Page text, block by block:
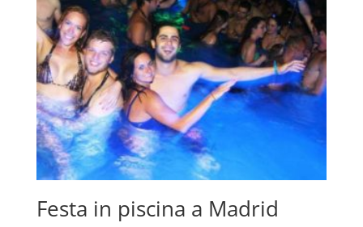
Festa in piscina a Madrid